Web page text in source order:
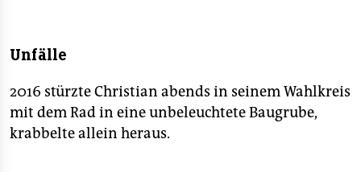
Unfälle
2016 stürzte Christian abends in seinem Wahlkreis
mit dem Rad in eine unbeleuchtete Baugrube,
krabbelte allein heraus.